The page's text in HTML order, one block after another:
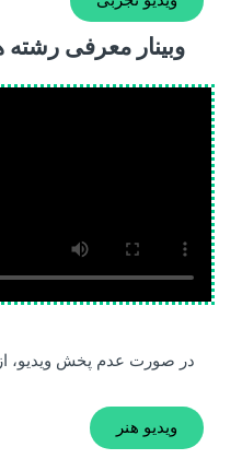
وبینار معرفی رشته
در صورت عدم پخش ویدیو،
ویدیو هنر